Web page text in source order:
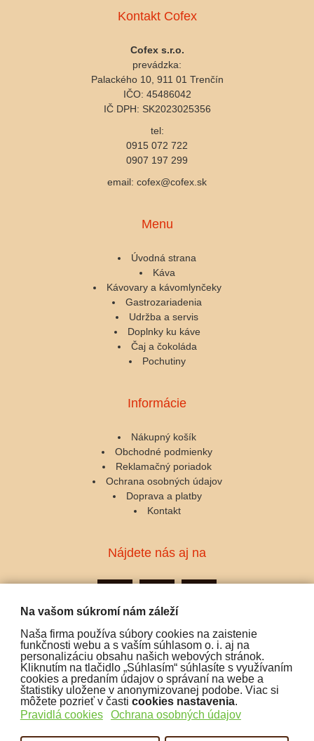
Na vašom súkromí nám záleží
Naša firma používa súbory cookies na zaistenie
funkčnosti webu a s vaším súhlasom o. i. aj na
personalizáciu obsahu našich webových stránok.
Kliknutím na tlačidlo „Súhlasím“ súhlasíte s využívaním
cookies a predaním údajov o správaní na webe a
štatistiky uložene v anonymizovanej podobe. Viac si
môžete pozrieť v časti cookies nastavenia.
Pravidlá cookies
Ochrana osobných údajov
Kontakt Cofex
Cofex s.r.o.
prevádzka:
Palackého 10, 911 01 Trenčín
IČO: 45486042
IČ DPH: SK2023025356
tel:
0915 072 722
0907 197 299
email: cofex@cofex.sk
Menu
Úvodná strana
Káva
Kávovary a kávomlynčeky
Gastrozariadenia
Udržba a servis
Doplnky ku káve
Čaj a čokoláda
Pochutiny
Informácie
Nákupný košík
Obchodné podmienky
Reklamačný poriadok
Ochrana osobných údajov
Doprava a platby
Kontakt
Nájdete nás aj na
Podporujeme platby: